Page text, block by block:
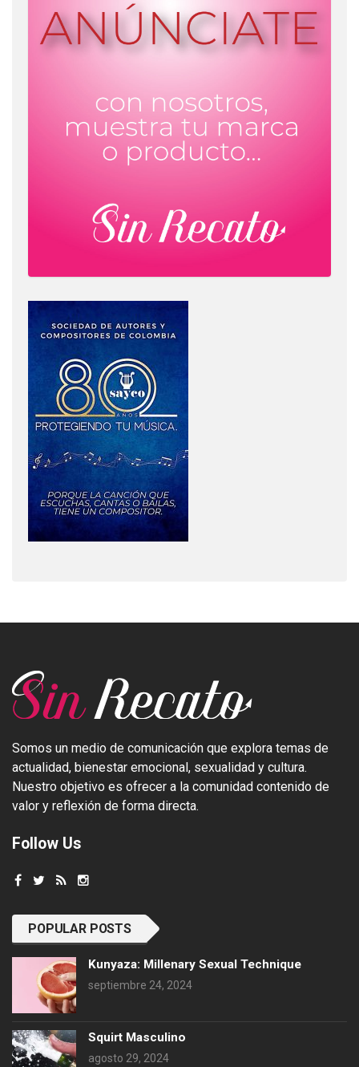
Somos un medio de comunicación que explora temas de
actualidad, bienestar emocional, sexualidad y cultura.
Nuestro objetivo es ofrecer a la comunidad contenido de
valor y reflexión de forma directa.
Follow Us
POPULAR POSTS
Kunyaza: Millenary Sexual Technique
septiembre 24, 2024
Squirt Masculino
agosto 29, 2024